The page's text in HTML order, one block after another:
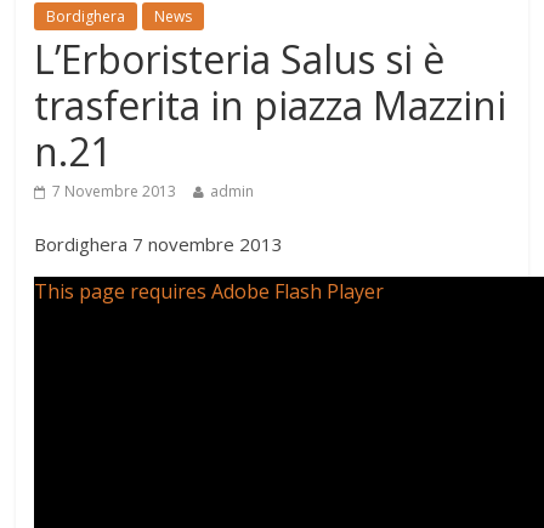
Bordighera News
L’Erboristeria Salus si è
trasferita in piazza Mazzini
n.21
7 Novembre 2013 admin
Bordighera 7 novembre 2013
This page requires Adobe Flash Player